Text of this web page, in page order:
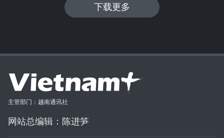
下载更多
主管部门：越南通讯社
网站总编辑：陈进笋